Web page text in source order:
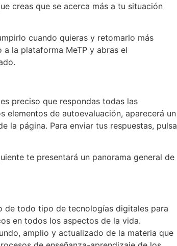
creas que se acerca más a tu situación
cuando quieras y retomarlo más
la plataforma MeTP y abras el
preciso que respondas todas las
de autoevaluación, aparecerá un
la página. Para enviar tus respuestas, pulsa
te presentará un panorama general de
de todo tipo de tecnologías digitales para
en todos los aspectos de la vida.
amplio y actualizado de la materia que